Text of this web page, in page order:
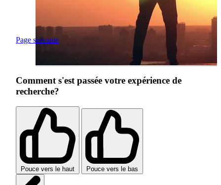
Page suivante
Comment s'est passée votre expérience de
recherche?
Pouce vers le haut Pouce vers le bas